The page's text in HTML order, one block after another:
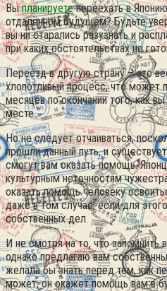
Выпланируетепереехать в
отдалённом будущем? Будьте
вы ни старались разузнать и
при каких обстоятельствах не
Переезд в другую страну – это
хлопотливый процесс, что может
месяцев по окончании того, как
месте.
Но не следует отчаиваться,
прошли данный путь, и
смогут вам оказать помощь.
культурным неточностям
оказать помощь человеку
даже в том случае, если для
собственных дел.
И не смотря на то, что запомнить
однако предлагаю вам
желала бы знать перед тем, как
может, он окажет помощь вам в